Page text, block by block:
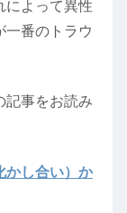
によって異性
一番のトラウ
記事をお読み
かし合い）か